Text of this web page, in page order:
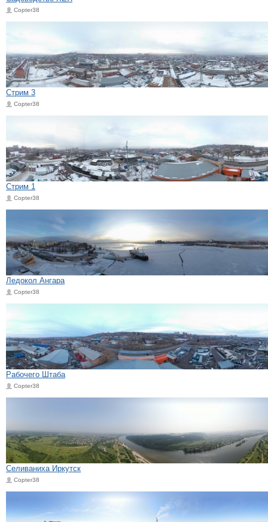
Copter38
Стрим 3
Copter38
Стрим 1
Copter38
Ледокол Ангара
Copter38
Рабочего Штаба
Copter38
Селиваниха Иркутск
Copter38